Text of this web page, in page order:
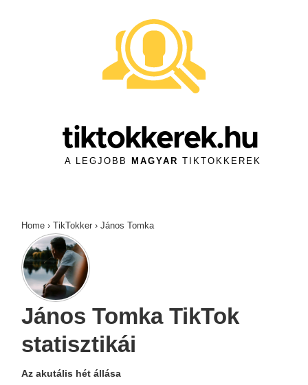
tiktokkerek.hu
A LEGJOBB MAGYAR TIKTOKKEREK
Home › TikTokker › János Tomka
János Tomka TikTok
statisztikái
Az akutális hét állása